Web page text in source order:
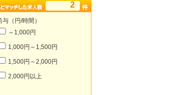
2
与（円/時間）
～1,000円
1,000円～1,500円
1,500円～2,000円
2,000円以上